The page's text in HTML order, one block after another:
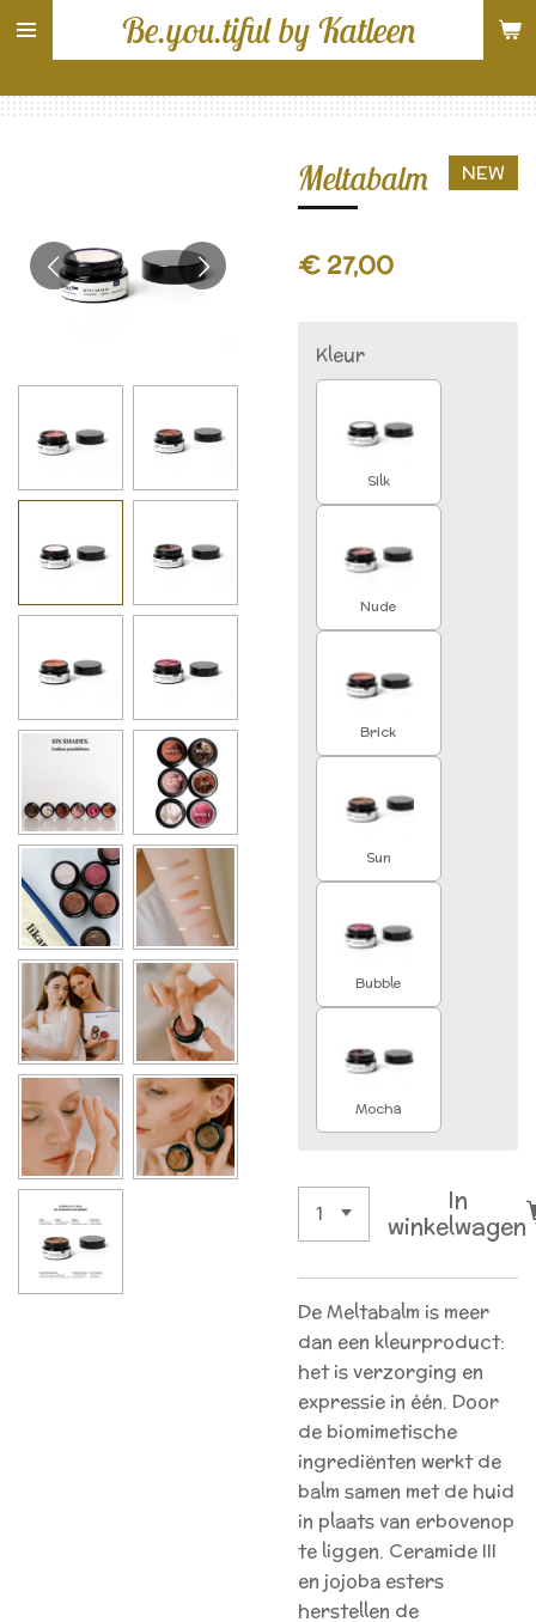
Ga
direct
de
Be.you.tiful by Katleen
Meltabalm NEW
€ 27,00
Kleur
Silk
Nude
Brick
Sun
Bubble
Mocha
In
winkelwagen
De Meltabalm is meer
dan een kleurproduct:
het is verzorging en
expressie in één. Door
de biomimetische
ingrediënten werkt de
balm samen met de huid
in plaats van erbovenop
te liggen. Ceramide III
en jojoba esters
herstellen de